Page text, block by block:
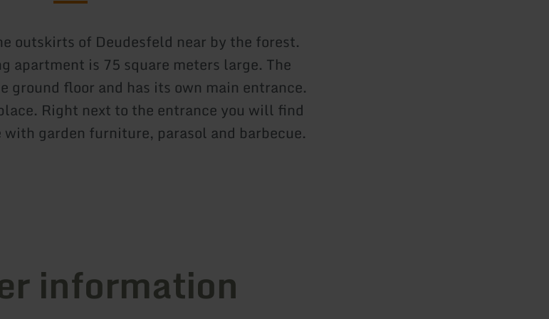
outskirts of Deudesfeld near by the forest.
apartment is 75 square meters large. The
ground floor and has its own main entrance.
Right next to the entrance you will find
garden furniture, parasol and barbecue.
information